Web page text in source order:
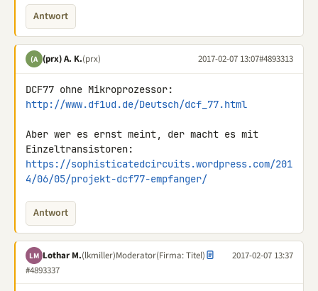
Antwort
(A (prx) A. K.(prx) 2017-02-07 13:07#4893313
http://www.df1ud.de/Deutsch/dcf_77.html
Aber wer es ernst meint, der macht es mit
https://sophisticatedcircuits.wordpress.com/201
4/06/05/projekt-dcf77-empfanger/
Antwort
LM Lothar M.(lkmiller)Moderator(Firma: Titel)
2017-02-07 13:37
#4893337